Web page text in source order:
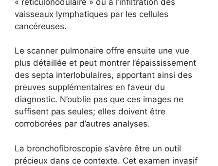
vaisseaux lymphatiques par les cellules
cancéreuses.
Le scanner pulmonaire offre ensuite une vue
plus détaillée et peut montrer l’épaississement
des septa interlobulaires, apportant ainsi des
preuves supplémentaires en faveur du
diagnostic. N’oublie pas que ces images ne
suffisent pas seules; elles doivent être
corroborées par d’autres analyses.
La bronchofibroscopie s’avère être un outil
précieux dans ce contexte. Cet examen invasif